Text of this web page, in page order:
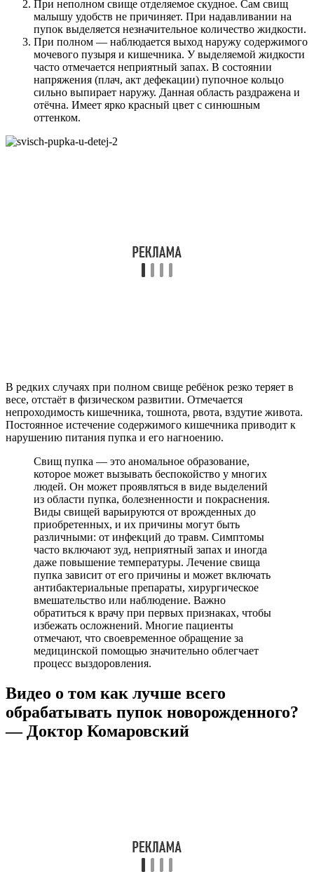
При неполном свище отделяемое скудное. Сам свищ
малышу удобств не причиняет. При надавливании на
пупок выделяется незначительное количество жидкости.
При полном — наблюдается выход наружу содержимого
мочевого пузыря и кишечника. У выделяемой жидкости
часто отмечается неприятный запах. В состоянии
напряжения (плач, акт дефекации) пупочное кольцо
сильно выпирает наружу. Данная область раздражена и
отёчна. Имеет ярко красный цвет с синюшным
оттенком.
В редких случаях при полном свище ребёнок резко теряет в
весе, отстаёт в физическом развитии. Отмечается
непроходимость кишечника, тошнота, рвота, вздутие живота.
Постоянное истечение содержимого кишечника приводит к
нарушению питания пупка и его нагноению.
Свищ пупка — это аномальное образование,
которое может вызывать беспокойство у многих
людей. Он может проявляться в виде выделений
из области пупка, болезненности и покраснения.
Виды свищей варьируются от врожденных до
приобретенных, и их причины могут быть
различными: от инфекций до травм. Симптомы
часто включают зуд, неприятный запах и иногда
даже повышение температуры. Лечение свища
пупка зависит от его причины и может включать
антибактериальные препараты, хирургическое
вмешательство или наблюдение. Важно
обратиться к врачу при первых признаках, чтобы
избежать осложнений. Многие пациенты
отмечают, что своевременное обращение за
медицинской помощью значительно облегчает
процесс выздоровления.
Видео о том как лучше всего
обрабатывать пупок новорожденного?
— Доктор Комаровский